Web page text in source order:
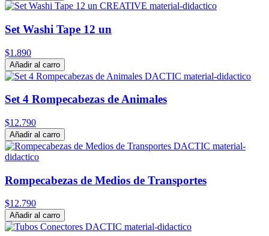
Set Washi Tape 12 un
$1.890
Añadir al carro
Set 4 Rompecabezas de Animales
$12.790
Añadir al carro
Rompecabezas de Medios de Transportes
$12.790
Añadir al carro